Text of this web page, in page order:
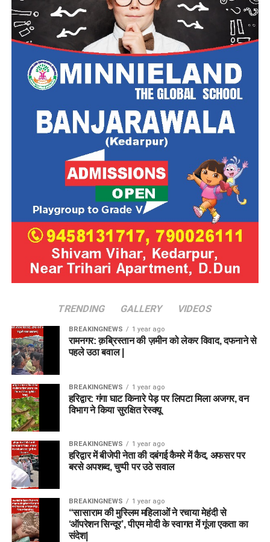
TRENDING GALLERY VIDEOS
BREAKINGNEWS 1 year ago
रामनगर: क़ब्रिस्तान की ज़मीन को लेकर विवाद, दफनाने से
पहले उठा बवाल |
BREAKINGNEWS 1 year ago
हरिद्वार: गंगा घाट किनारे पेड़ पर लिपटा मिला अजगर, वन
विभाग ने किया सुरक्षित रेस्क्यू
BREAKINGNEWS 1 year ago
हरिद्वार में बीजेपी नेता की दबंगई कैमरे में कैद, अफसर पर
बरसे अपशब्द, चुप्पी पर उठे सवाल
BREAKINGNEWS 1 year ago
“सासाराम की मुस्लिम महिलाओं ने रचाया मेहंदी से
‘ऑपरेशन सिन्दूर’, पीएम मोदी के स्वागत में गूंजा एकता का
संदेश|